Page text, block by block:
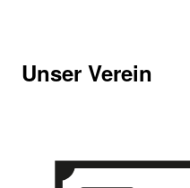
Unser Verein